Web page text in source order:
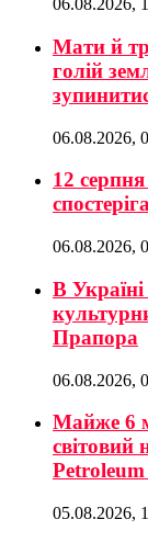
06.08.2026,
Мати й
голій
06.08.2026,
12
06.08.2026,
В
Прапора
06.08.2026,
Майже 6
світовий
Petroleum
05.08.2026,